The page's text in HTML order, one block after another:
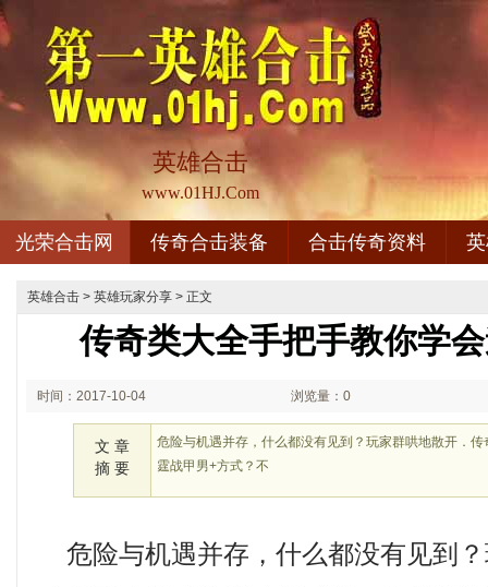
英雄合击
www.01HJ.Com
光荣合击网 传奇合击装备 合击传奇资料
英雄合击 > 英雄玩家分享 > 正文
传奇类大全手把手教你学
时间：2017-10-04 浏览量：0
文 章
摘 要
危险与机遇并存，什么都没有见到？玩家群哄地散开．
霆战甲男+方式？不
危险与机遇并存，什么都没有见到